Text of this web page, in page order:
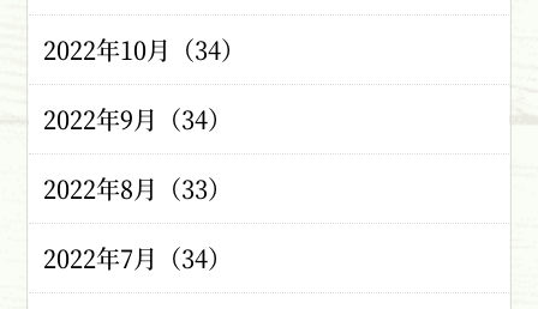
2022年10月（34）
2022年9月（34）
2022年8月（33）
2022年7月（34）